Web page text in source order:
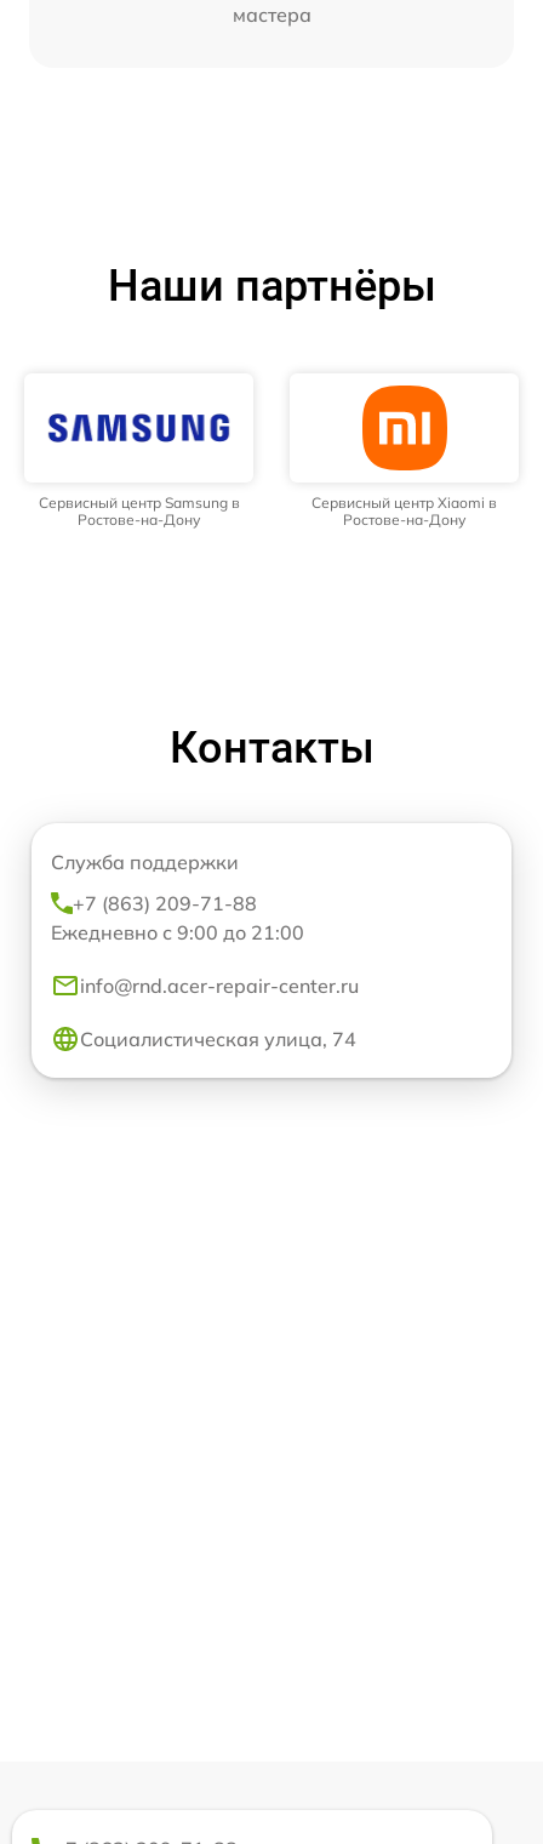
мастера
Наши партнёры
Сервисный центр Samsung в
Ростове-на-Дону
Сервисный центр Xiaomi в
Ростове-на-Дону
Контакты
Служба поддержки
+7 (863) 209-71-88
Ежедневно с 9:00 до 21:00
info@rnd.acer-repair-center.ru
Социалистическая улица, 74